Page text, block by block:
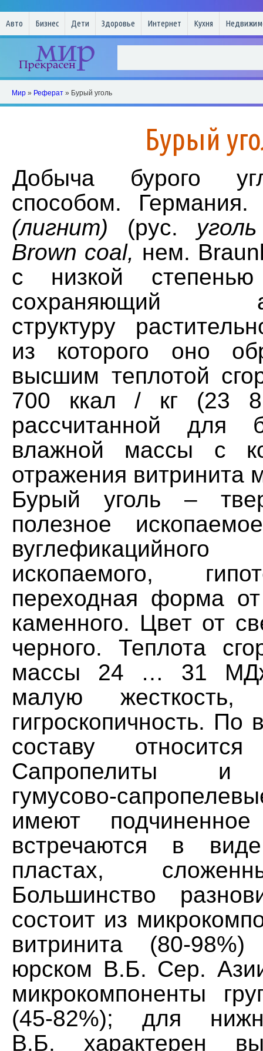
Авто Бизнес Дети Здоровье Интернет Кухня
Мир » Реферат » Бурый уголь
Бурый
Добыча бурого
способом.
(лигнит) (рус.
Brown coal, нем.
с низкой степенью
сохраняющий
структуру
из которого оно
высшим теплотой
700 ккал / кг (23
рассчитанной для
влажной массы с
отражения витринита
Бурый уголь –
полезное
ископаемого,
переходная форма
каменного. Цвет от
черного. Теплота
массы 24 … 31
малую жесткость,
гигроскопичность. По
составу
Сапропелиты и
гумусово-
имеют
встречаются в
пластах,
Большинство
состоит из
витринита (80-
юрском В.Б. Сер.
микрокомпоненты
(45-82%); для
В.Б. характерен